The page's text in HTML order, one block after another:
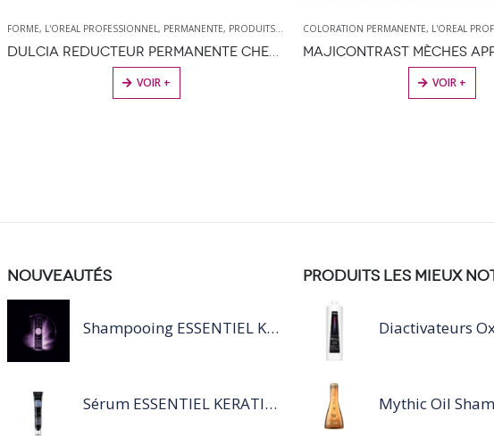
COLORATION PERMANENTE,L'OREAL PROFESSIONNEL,PRODUIT DE COLORATION ,PRODUITS DE COIFFURE
MAJICONTRAST MÈCHES APPLICATION DIRECTE 50ML
VOIR +
CE PRODUIT A PLUSIEURS VARIATIONS. LES OPTIONS PEUVENT ÊTRE CHOISIES SUR LA PAGE DU PRODUIT
L'OREAL PROFESSIONNEL,OXYDANT,
DIACTIVATEURS OXYDANT
VOIR +
CE PRODUIT A PLUSIEURS VARIATIONS.
NOUVEAUTÉS
Shampooing ESSENTIEL KERATIN SILVER 250ML
Sérum ESSENTIEL KERATIN SENSITIVE 40 ML
PRODUITS LES MIEUX